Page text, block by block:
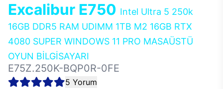
Excalibur E750 Intel Ultra 5 250k
16GB DDR5 RAM UDIMM 1TB M2 16GB RTX
4080 SUPER WINDOWS 11 PRO MASAÜSTÜ
OYUN BİLGİSAYARI
E75Z.250K-BQP0R-0FE
5 Yorum